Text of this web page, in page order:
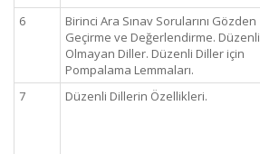
6
Birinci Ara Sınav Sorularını Gözden
Geçirme ve Değerlendirme. Düzenli
Olmayan Diller. Düzenli Diller için
Pompalama Lemmaları.
7 Düzenli Dillerin Özellikleri.